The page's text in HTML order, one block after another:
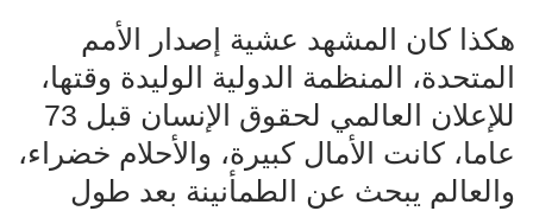
هكذا كان المشهد عشية إصدار الأمم
المتحدة، المنظمة الدولية الوليدة وقتها،
للإعلان العالمي لحقوق الإنسان قبل 73
عاما، كانت الأمال كبيرة، والأحلام خضراء،
والعالم يبحث عن الطمأنينة بعد طول